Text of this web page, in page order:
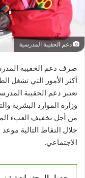
دعم الحقيبة المدرسية
صرف دعم الحقيبة
أكثر الأمور التي تشغل
تعتبر دعم الحقيبة
وزارة الموارد البشرية
من أجل تخفيف العبء
خلال النقاط التالية
الاجتماعي.